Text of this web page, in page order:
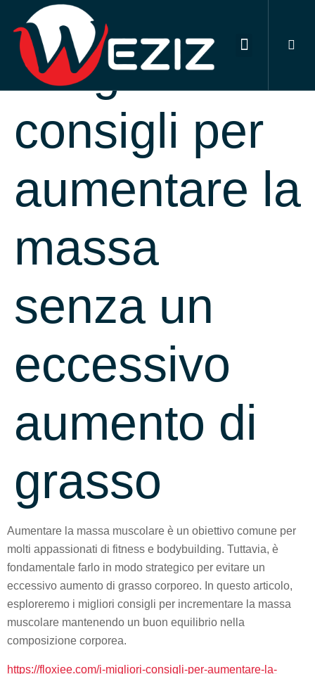
I migliori
consigli per
aumentare la
massa
senza un
eccessivo
aumento di
grasso
Aumentare la massa muscolare è un obiettivo comune per
molti appassionati di fitness e bodybuilding. Tuttavia, è
fondamentale farlo in modo strategico per evitare un
eccessivo aumento di grasso corporeo. In questo articolo,
esploreremo i migliori consigli per incrementare la massa
muscolare mantenendo un buon equilibrio nella
composizione corporea.
https://floxiee.com/i-migliori-consigli-per-aumentare-la-